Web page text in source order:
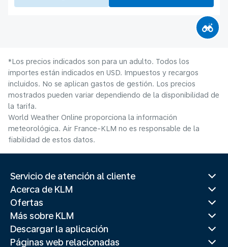
*Los precios indicados son para un adulto. Todos los
importes están indicados en USD. Impuestos y recargos
incluidos. No se aplican gastos de gestión. Los precios
mostrados pueden variar dependiendo de la disponibilidad de
la tarifa.
World Weather Online proporciona la información
meteorológica. Air France-KLM no es responsable de la
fiabilidad de estos datos.
Servicio de atención al cliente
Acerca de KLM
Ofertas
Más sobre KLM
Descargar la aplicación
Páginas web relacionadas